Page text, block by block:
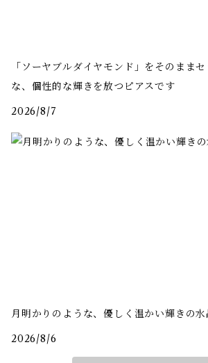
「ソーヤブルダイヤモンド」をそのまま
な、個性的な輝きを放つピアスです
2026/8/7
月明かりのような、優しく温かい輝きの水
2026/8/6